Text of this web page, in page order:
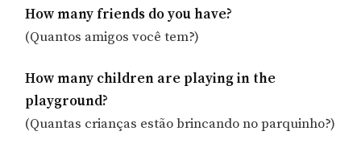
How many friends do you have?
(Quantos amigos você tem?)
How many children are playing in the
playground?
(Quantas crianças estão brincando no parquinho?)